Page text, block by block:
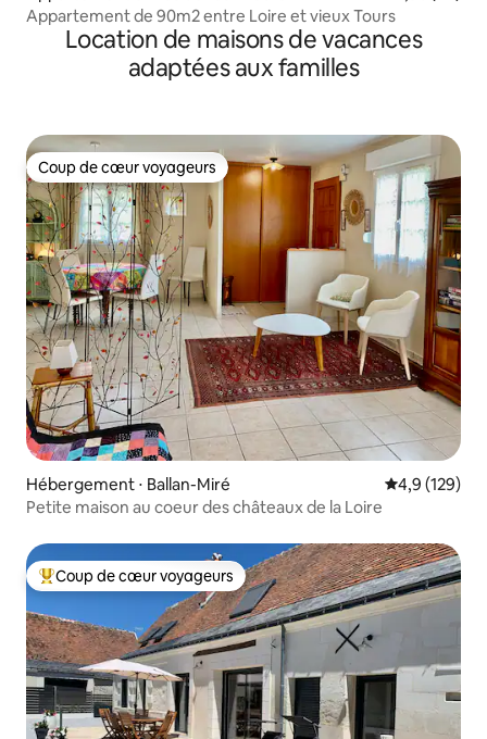
Appartement de 90m2 entre Loire et vieux Tours
Location de maisons de vacances
adaptées aux familles
Coup de cœur voyageurs
Coup de cœur voyageurs
Hébergement ⋅ Ballan-Miré Évaluation
4,9 (129)
Petite maison au coeur des châteaux de la Loire
Coups de cœur voyageurs les plus appréciés
Coup de cœur voyageurs